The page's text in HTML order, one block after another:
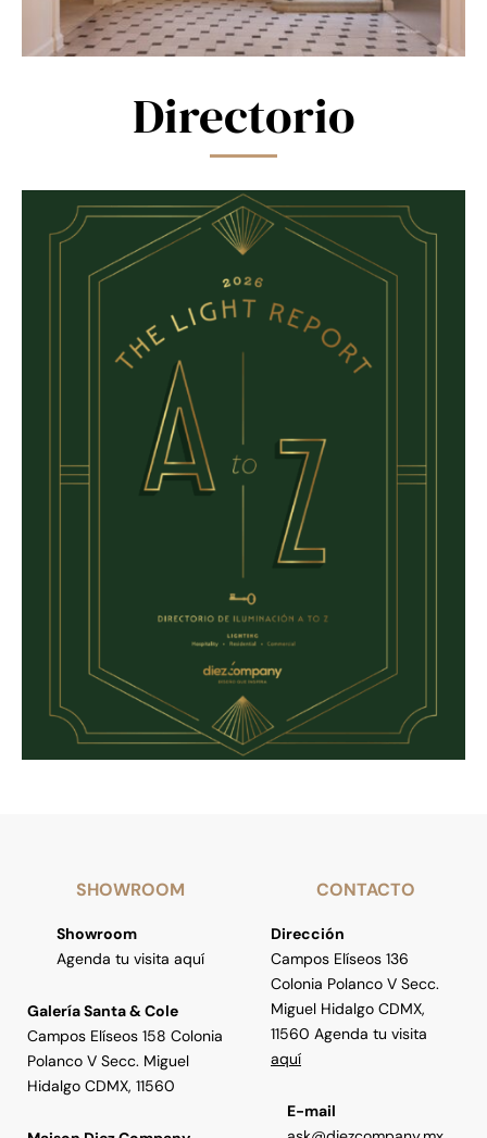
Directorio
SHOWROOM
Showroom
Agenda tu visita aquí
Galería Santa & Cole
Campos Elíseos 158 Colonia
Polanco V Secc. Miguel
Hidalgo CDMX, 11560
CONTACTO
Dirección
Campos Elíseos 136
Colonia Polanco V Secc.
Miguel Hidalgo CDMX,
11560 Agenda tu visita
aquí
E-mail